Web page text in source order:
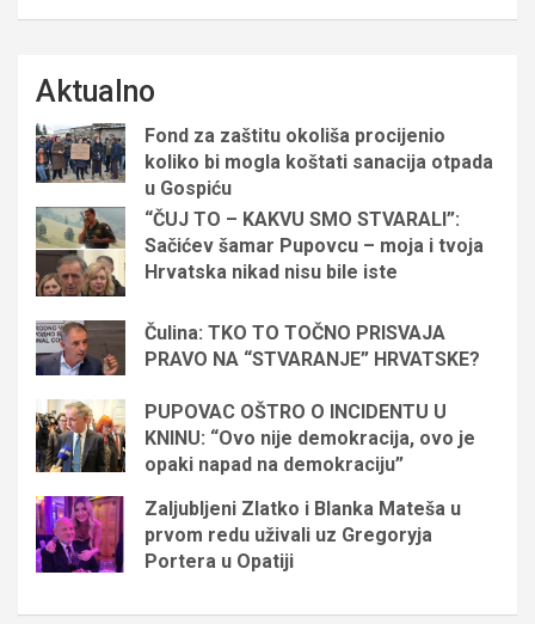
Aktualno
Fond za zaštitu okoliša procijenio
koliko bi mogla koštati sanacija otpada
u Gospiću
“ČUJ TO – KAKVU SMO STVARALI”:
Sačićev šamar Pupovcu – moja i tvoja
Hrvatska nikad nisu bile iste
Čulina: TKO TO TOČNO PRISVAJA
PRAVO NA “STVARANJE” HRVATSKE?
PUPOVAC OŠTRO O INCIDENTU U
KNINU: “Ovo nije demokracija, ovo je
opaki napad na demokraciju”
Zaljubljeni Zlatko i Blanka Mateša u
prvom redu uživali uz Gregoryja
Portera u Opatiji